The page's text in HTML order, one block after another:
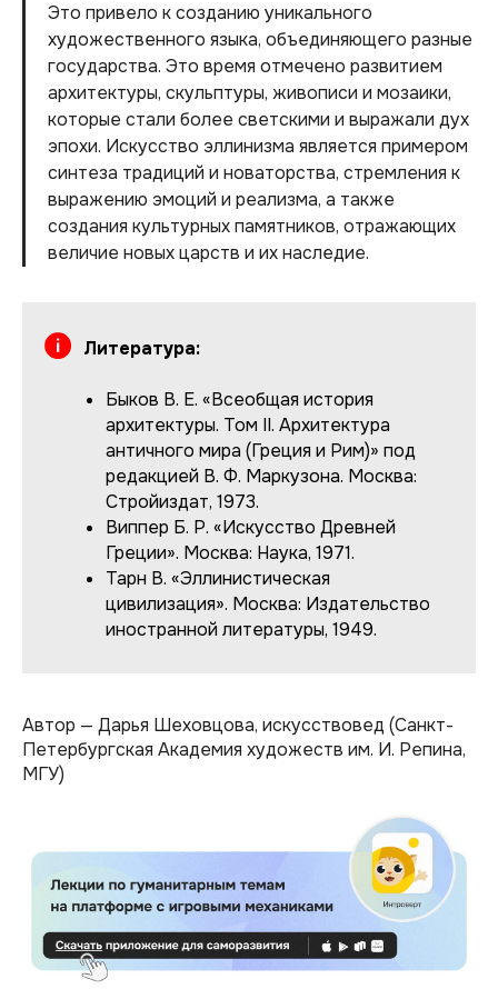
Это привело к созданию уникального
художественного языка, объединяющего разные
государства. Это время отмечено развитием
архитектуры, скульптуры, живописи и мозаики,
которые стали более светскими и выражали дух
эпохи. Искусство эллинизма является примером
синтеза традиций и новаторства, стремления к
выражению эмоций и реализма, а также
создания культурных памятников, отражающих
величие новых царств и их наследие.
Литература:
Быков В. Е. «Всеобщая история
архитектуры. Том II. Архитектура
античного мира (Греция и Рим)» под
редакцией В. Ф. Маркузона. Москва:
Стройиздат, 1973.
Виппер Б. Р. «Искусство Древней
Греции». Москва: Наука, 1971.
Тарн В. «Эллинистическая
цивилизация». Москва: Издательство
иностранной литературы, 1949.
Автор — Дарья Шеховцова, искусствовед (Санкт-
Петербургская Академия художеств им. И. Репина,
МГУ)